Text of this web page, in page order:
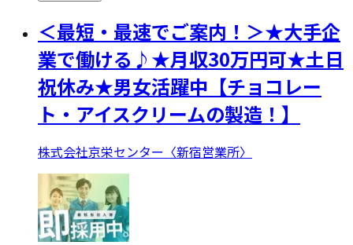
＜最短・最速でご案内！＞★大手企
業で働ける♪★月収30万円可★土日
祝休み★男女活躍中【チョコレー
ト・アイスクリームの製造！】
株式会社京栄センター〈新宿営業所〉